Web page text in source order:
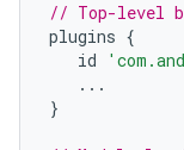
// Top-level
plugins {
id
...
}